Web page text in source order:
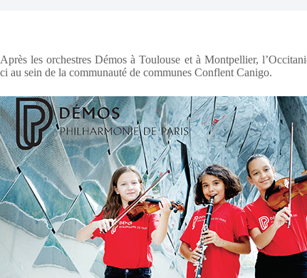
Après les orchestres Démos à Toulouse et à Montpellier,
ci au sein de la communauté de communes Conflent Canigo.